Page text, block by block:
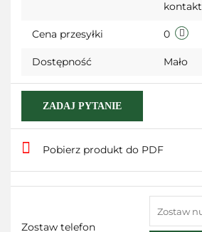
kontakt
Cena przesyłki 0
Dostępność Mało
ZADAJ PYTANIE
Pobierz produkt do PDF
Zostaw telefon